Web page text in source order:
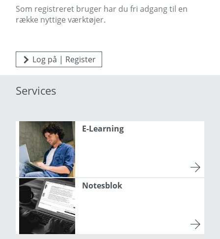
Som registreret bruger har du fri adgang til en
række nyttige værktøjer.
Log på | Register
Services
E-Learning
Notesblok